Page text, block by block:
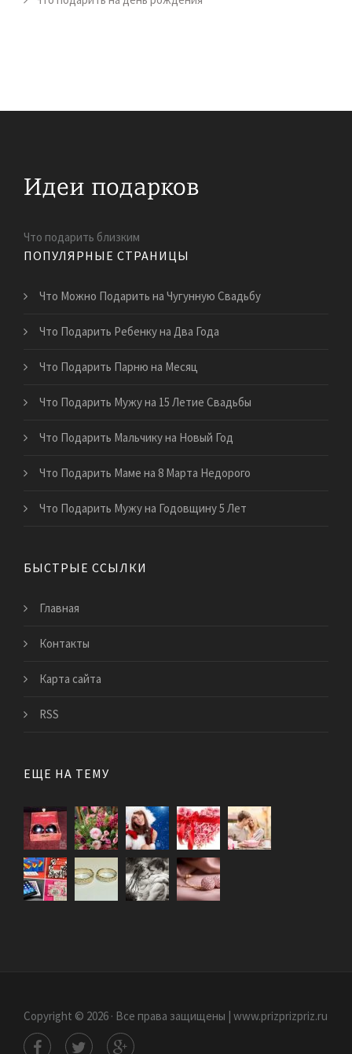
Что подарить близким
ПОПУЛЯРНЫЕ СТРАНИЦЫ
Что Можно Подарить на Чугунную Свадьбу
Что Подарить Ребенку на Два Года
Что Подарить Парню на Месяц
Что Подарить Мужу на 15 Летие Свадьбы
Что Подарить Мальчику на Новый Год
Что Подарить Маме на 8 Марта Недорого
Что Подарить Мужу на Годовщину 5 Лет
БЫСТРЫЕ ССЫЛКИ
Главная
Контакты
Карта сайта
RSS
ЕЩЕ НА ТЕМУ
Copyright © 2026 · Все права защищены | www.prizprizpriz.ru